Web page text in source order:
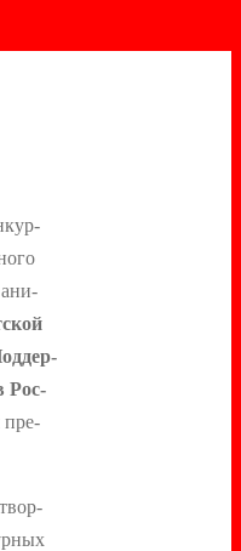
ани­
Рос­
пре­